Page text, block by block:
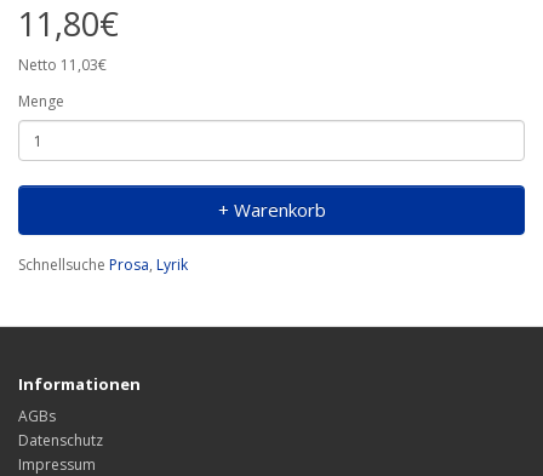
11,80€
Netto 11,03€
Menge
+ Warenkorb
Schnellsuche Prosa, Lyrik
Informationen
AGBs
Datenschutz
Impressum